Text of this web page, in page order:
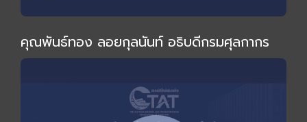
คุณพันธ์ทอง ลอยกุลนันท์ อธิบดีกรมศุลกากร
ร่วมงานและกล่าวปาฐกถาพิเศษในการประชุมใหญ่